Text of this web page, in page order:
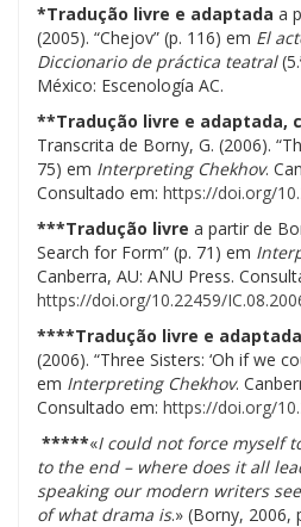
*Tradução livre e adaptada a
(2005). “Chejov” (p. 116) em El
Diccionario de práctica teatral
México: Escenología AC.
**Tradução livre e adaptada,
Transcrita de Borny, G. (2006).
75) em Interpreting Chekhov.
Consultado em: https://doi.org/
***Tradução livre a partir de
Search for Form” (p. 71) em
Canberra, AU: ANU Press.
https://doi.org/10.22459/
****Tradução livre e adaptada
(2006). “Three Sisters: ‘Oh if we
em Interpreting Chekhov.
Consultado em: https://doi.org/
*****«I could not force myself
to the end – where does it all
speaking our modern writers
of what drama is.» (Borny, 2006,